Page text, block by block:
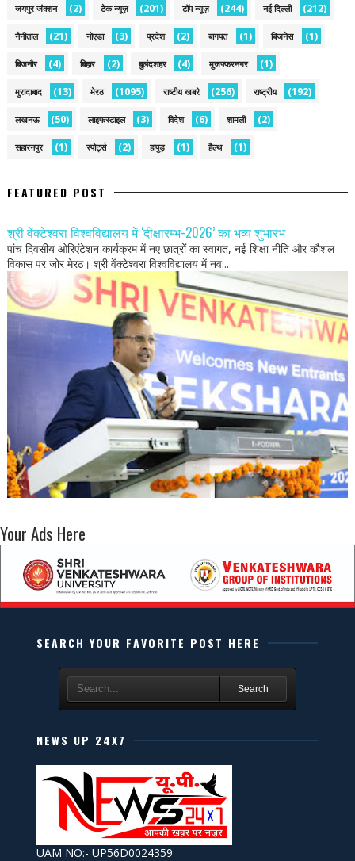
जयपुर जंक्शन (2) टेक न्यूज़ (201) टॉप न्यूज़ (244) नई द‍िल्ली (212)
नैनीताल (21) नोएडा (3) प्रदेश (2) बागपत (1) बिजनेस (1)
बिजनौर (4) बिहार (2) बुलंदशहर (4) मुजफ्फरनगर (1)
मुरादाबाद (13) मेरठ (1095) राष्टीय खबरे (256) राष्ट्रीय (192)
लखनऊ (50) लाइफस्टाइल (3) विदेश (6) शामली (2)
सहारनपुर (1) स्पोर्ट्स (2) हापुड़ (1) हैल्थ (1)
FEATURED POST
श्री वेंक्टेश्वरा विश्वविद्यालय में ‘दीक्षारम्भ-2026’ का भव्य शुभारंभ
पांच दिवसीय ओरिएंटेशन कार्यक्रम में नए छात्रों का स्वागत, नई शिक्षा नीति और कौशल
विकास पर जोर मेरठ। श्री वेंक्टेश्वरा विश्वविद्यालय में नव...
Your Ads Here
SEARCH YOUR FAVORITE POST HERE
Search
NEWS UP 24X7
UAM NO:- UP56D0024359